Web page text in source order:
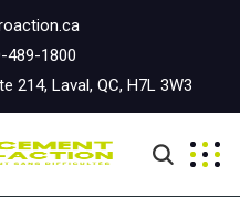
489-1800
214, Laval, QC, H7L 3W3